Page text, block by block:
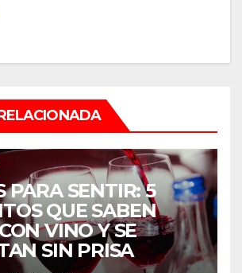
PARA SENTIR: 5
QUE SABEN
VINO Y SE
SIN PRISA